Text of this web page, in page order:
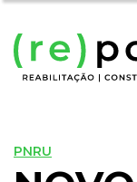
PNRU